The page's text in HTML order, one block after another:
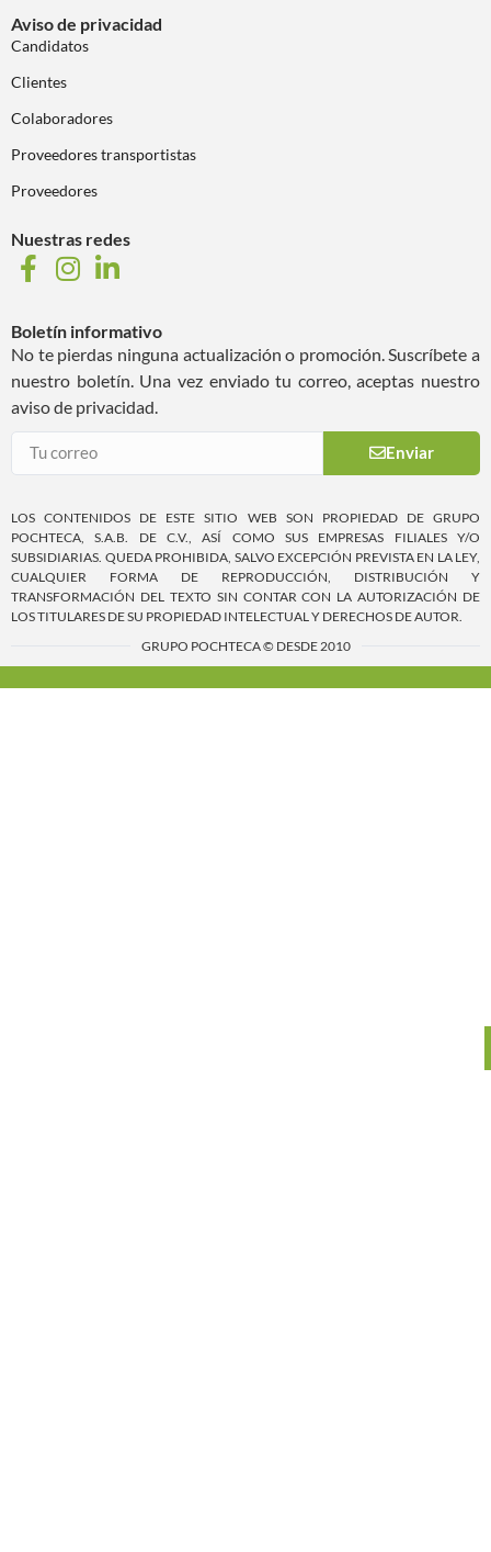
Aviso de privacidad
Candidatos
Clientes
Colaboradores
Proveedores transportistas
Proveedores
Nuestras redes
Boletín informativo
No te pierdas ninguna actualización o promoción. Suscríbete a
nuestro boletín. Una vez enviado tu correo, aceptas nuestro
aviso de privacidad.
Enviar
LOS CONTENIDOS DE ESTE SITIO WEB SON PROPIEDAD DE GRUPO
POCHTECA, S.A.B. DE C.V., ASÍ COMO SUS EMPRESAS FILIALES Y/O
SUBSIDIARIAS. QUEDA PROHIBIDA, SALVO EXCEPCIÓN PREVISTA EN LA LEY,
CUALQUIER FORMA DE REPRODUCCIÓN, DISTRIBUCIÓN Y
TRANSFORMACIÓN DEL TEXTO SIN CONTAR CON LA AUTORIZACIÓN DE
LOS TITULARES DE SU PROPIEDAD INTELECTUAL Y DERECHOS DE AUTOR.
GRUPO POCHTECA © DESDE 2010